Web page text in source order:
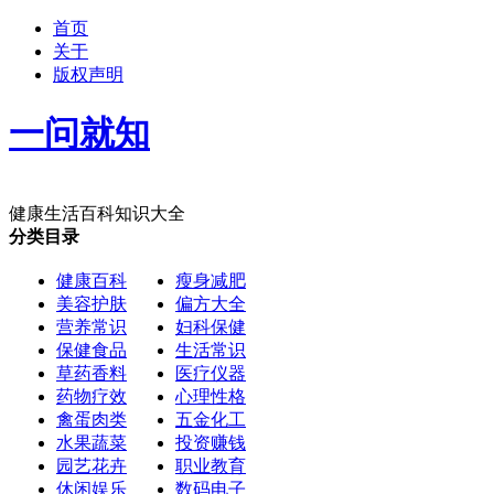
首页
关于
版权声明
一问就知
健康生活百科知识大全
分类目录
健康百科
美容护肤
营养常识
保健食品
草药香料
药物疗效
禽蛋肉类
水果蔬菜
园艺花卉
休闲娱乐
瘦身减肥
偏方大全
妇科保健
生活常识
医疗仪器
心理性格
五金化工
投资赚钱
职业教育
数码电子